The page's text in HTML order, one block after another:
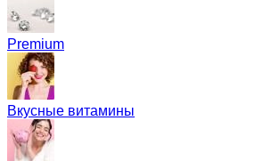
Premium
Вкусные витамины